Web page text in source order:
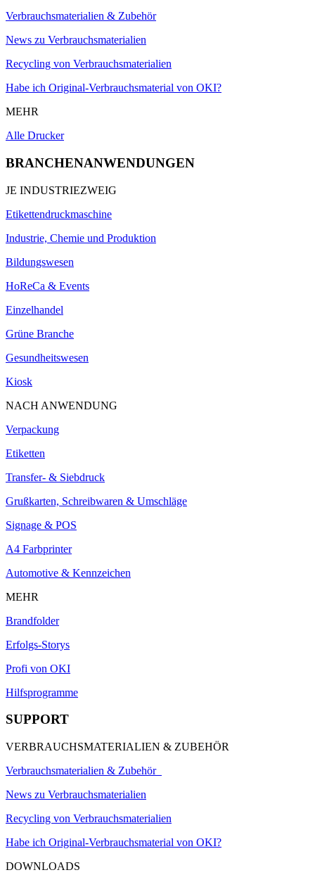
Verbrauchsmaterialien & Zubehör
News zu Verbrauchsmaterialien
Recycling von Verbrauchsmaterialien
Habe ich Original-Verbrauchsmaterial von OKI?
MEHR
Alle Drucker
BRANCHENANWENDUNGEN
JE INDUSTRIEZWEIG
Etikettendruckmaschine
Industrie, Chemie und Produktion
Bildungswesen
HoReCa & Events
Einzelhandel
Grüne Branche
Gesundheitswesen
Kiosk
NACH ANWENDUNG
Verpackung
Etiketten
Transfer- & Siebdruck
Grußkarten, Schreibwaren & Umschläge
Signage & POS
A4 Farbprinter
Automotive & Kennzeichen
MEHR
Brandfolder
Erfolgs-Storys
Profi von OKI
Hilfsprogramme
SUPPORT
VERBRAUCHSMATERIALIEN & ZUBEHÖR
Verbrauchsmaterialien & Zubehör
News zu Verbrauchsmaterialien
Recycling von Verbrauchsmaterialien
Habe ich Original-Verbrauchsmaterial von OKI?
DOWNLOADS